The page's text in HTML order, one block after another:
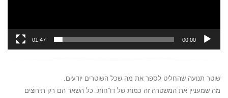
00:00
01:47
שוטר תנועה שהחליט לספר את מה שכל השוטרים יודעים.
מה שמעניין את המשטרה זה כמות של דו”חות. כל השאר הם רק תירוצים